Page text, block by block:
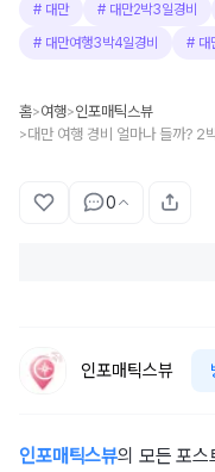
# 대만 # 대만2박3일경비
# 대만여행3박4일경비 # 대
홈>여행>인포매틱스뷰
>
0
인포매틱스뷰
인포매틱스뷰의 모든 포스